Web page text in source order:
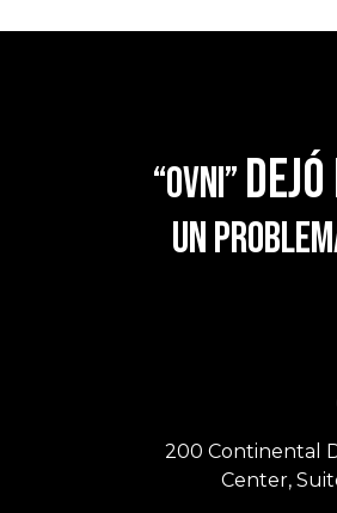
“OVNI”
un
200 Continental
Center,